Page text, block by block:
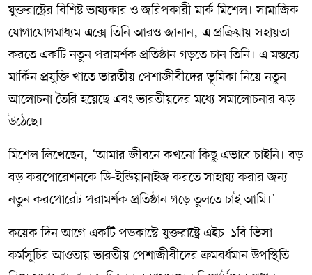
যুক্তরাষ্ট্রের বিশিষ্ট ভাষ্যকার ও জরিপকারী মার্ক মিশেল। সামাজিক
যোগাযোগমাধ্যম এক্সে তিনি আরও জানান, এ প্রক্রিয়ায় সহায়তা
করতে একটি নতুন পরামর্শক প্রতিষ্ঠান গড়তে চান তিনি। এ মন্তব্যে
মার্কিন প্রযুক্তি খাতে ভারতীয় পেশাজীবীদের ভূমিকা নিয়ে নতুন
আলোচনা তৈরি হয়েছে এবং ভারতীয়দের মধ্যে সমালোচনার ঝড়
উঠেছে।
মিশেল লিখেছেন, ‘আমার জীবনে কখনো কিছু এভাবে চাইনি। বড়
বড় করপোরেশনকে ডি-ইন্ডিয়ানাইজ করতে সাহায্য করার জন্য
নতুন করপোরেট পরামর্শক প্রতিষ্ঠান গড়ে তুলতে চাই আমি।’
কয়েক দিন আগে একটি পডকাস্টে যুক্তরাষ্ট্রে এইচ–১বি ভিসা
কর্মসূচির আওতায় ভারতীয় পেশাজীবীদের ক্রমবর্ধমান উপস্থিতি